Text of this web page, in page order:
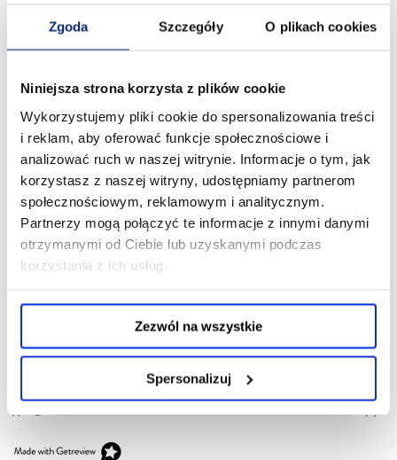
Zgoda Szczegóły O plikach cookies
Niniejsza strona korzysta z plików cookie
Wykorzystujemy pliki cookie do spersonalizowania treści
i reklam, aby oferować funkcje społecznościowe i
analizować ruch w naszej witrynie. Informacje o tym, jak
korzystasz z naszej witryny, udostępniamy partnerom
społecznościowym, reklamowym i analitycznym.
Partnerzy mogą połączyć te informacje z innymi danymi
otrzymanymi od Ciebie lub uzyskanymi podczas
korzystania z ich usług.
Zezwól na wszystkie
Spersonalizuj
5) O rozpatrzeniu reklamacji i jej wyniku Sklep Internetowy powiadomi
w terminie do 14 dni od dnia jej otrzymania.
Bardziej szczegółowe informacje dotyczące rękojmi za wady zawarte są
w przepisach Kodeksu cywilnego.
Ocena sklepu
4.88
Opinie, z których została wyliczona średnia, są
4 (17)